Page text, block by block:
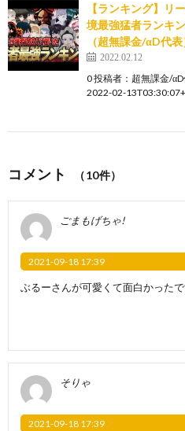
【ランキング】リ
境最強猛者ランキ
（超無課金/αD代表
2022.02.12
0 投稿者：超無課金/
2022-02-
コメント （10件）
ごまもげちゃ!
2021-09-18 17:39
ぶるーさんが可愛くて面白かったで
そりゃ
2021-09-18 17:39